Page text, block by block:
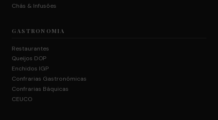
Chás & Infusões
GASTRONOMIA
Restaurantes
Queijos DOP
Enchidos IGP
Confrarias Gastronómicas
Confrarias Báquicas
CEUCO